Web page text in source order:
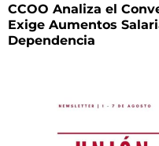
CCOO Analiza el
Exige Aumentos
Dependencia